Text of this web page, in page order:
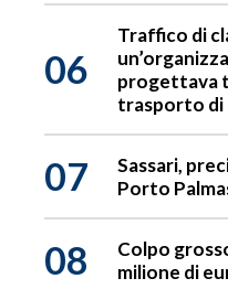
06
Traffico di
progettava
trasporto di
07
Sassari,
Porto
08
Colpo
milione di